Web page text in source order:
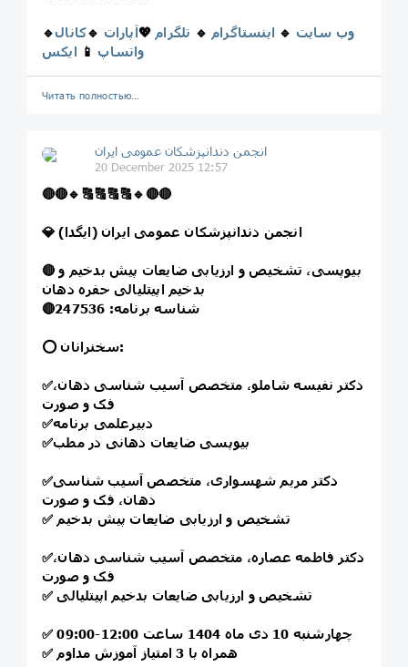
🔹 وب سایت 🔹 اینستاگرام 🔹 تلگرام 💖 آپارات 🔹کانال
واتساپ 📱 ایکس
Читать полностью…
انجمن دندانپزشکان عمومی ایران
20 December 2025 12:57
🔴🔴🔹 🔠🔠🔠🔠🔹🔴🔴
💎 انجمن دندانپزشکان عمومی ایران (ایگدا)
🔴 بیوپسی، تشخیص و ارزیابی ضایعات پیش بدخیم و
بدخیم اپیتلیالی حفره دهان
🔴
شناسه برنامه: 247536
⭕️ سخنرانان:
✅دکتر نفیسه شاملو، متخصص آسیب شناسی دهان،
فک و صورت
✅دبیرعلمی برنامه
✅بیوپسی ضایعات دهانی در مطب
✅دکتر مریم شهسواری، متخصص آسیب شناسی
دهان، فک و صورت
✅ تشخیص و ارزیابی ضایعات پیش بدخیم
✅دکتر فاطمه عصاره، متخصص آسیب شناسی دهان،
فک و صورت
✅ تشخیص و ارزیابی ضایعات بدخیم اپیتلیالی
✅
چهارشنبه 10 دی ماه 1404 ساعت 12:00-09:00
✅
همراه با 3 امتیاز آموزش مداوم